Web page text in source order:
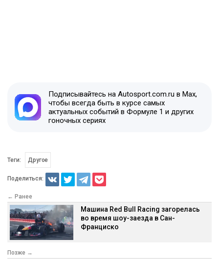
Подписывайтесь на Autosport.com.ru в Max,
чтобы всегда быть в курсе самых
актуальных событий в Формуле 1 и других
гоночных сериях
Теги: Другое
Поделиться:
← Ранее
Машина Red Bull Racing загорелась
во время шоу-заезда в Сан-
Франциско
Позже →